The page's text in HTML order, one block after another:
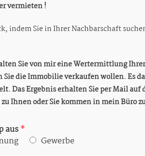
vermieten !
indem Sie in Ihrer Nachbarschaft
Sie von mir eine Wertermittlung
die Immobilie verkaufen wollen. Es
Das Ergebnis erhalten Sie per Mail auf
Ihnen oder Sie kommen in mein Büro
aus*
Gewerbe